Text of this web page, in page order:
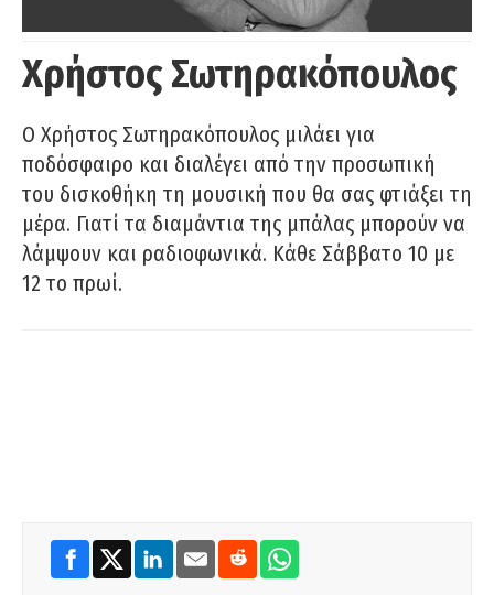
Χρήστος Σωτηρακόπουλος
Ο Χρήστος Σωτηρακόπουλος μιλάει για
ποδόσφαιρο και διαλέγει από την προσωπική
του δισκοθήκη τη μουσική που θα σας φτιάξει τη
μέρα. Γιατί τα διαμάντια της μπάλας μπορούν να
λάμψουν και ραδιοφωνικά. Κάθε Σάββατο 10 με
12 το πρωί.